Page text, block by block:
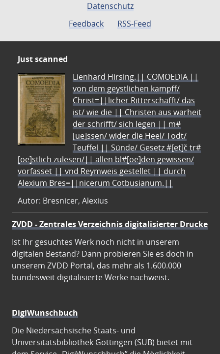
Datenschutz
Feedback
RSS-Feed
Just scanned
Lienhard Hirsing.|| COMOEDIA ||
von dem geystlichen kampff/
Christ=||licher Ritterschafft/ das
ist/ wie die || Christen aus warheit
der schrifft/ sich legen || m#
[ue]ssen/ wider die Heel/ Todt/
Teuffel || Sünde/ Gesetz #[et]c̃ tr#
[oe]stlich zulesen/|| allen bl#[oe]den gewissen/
vorfasset || vnd Reymweis gestellet || durch
Alexium Bres=||nicerum Cotbusianum.||
Autor: Bresnicer, Alexius
ZVDD - Zentrales Verzeichnis digitalisierter Drucke
Ist Ihr gesuchtes Werk noch nicht in unserem
digitalen Bestand? Dann probieren Sie es doch in
unserem ZVDD Portal, das mehr als 1.600.000
bundesweit digitalisierte Werke nachweist.
DigiWunschbuch
Die Niedersächsische Staats- und
Universitätsbibliothek Göttingen (SUB) bietet mit